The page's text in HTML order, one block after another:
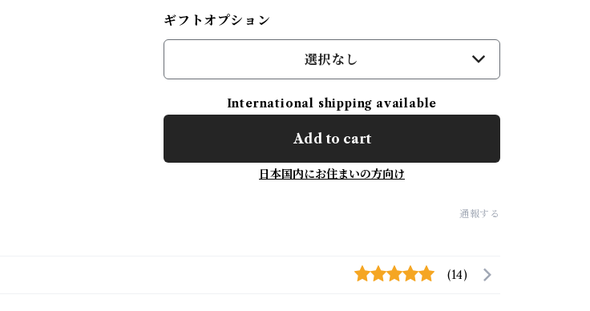
ギフトオプション
選択なし
International shipping available
Add to cart
日本国内にお住まいの方向け
通報する
(14)